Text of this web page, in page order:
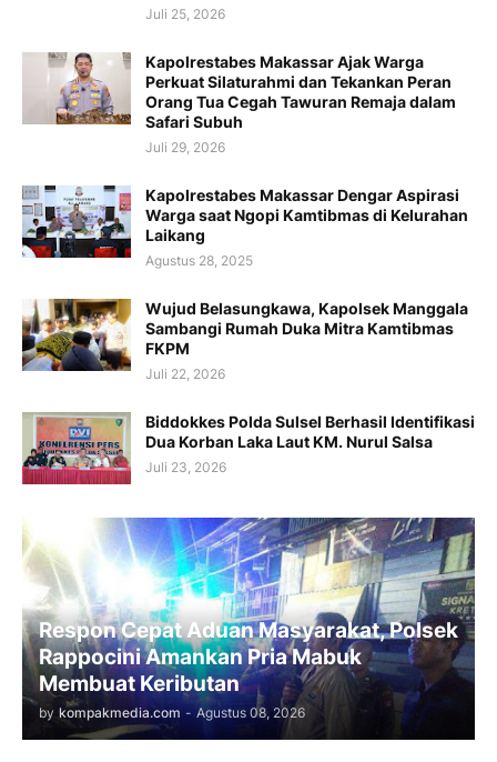
Juli 25, 2026
Kapolrestabes Makassar Ajak Warga
Perkuat Silaturahmi dan Tekankan Peran
Orang Tua Cegah Tawuran Remaja dalam
Safari Subuh
Juli 29, 2026
Kapolrestabes Makassar Dengar Aspirasi
Warga saat Ngopi Kamtibmas di Kelurahan
Laikang
Agustus 28, 2025
Wujud Belasungkawa, Kapolsek Manggala
Sambangi Rumah Duka Mitra Kamtibmas
FKPM
Juli 22, 2026
Biddokkes Polda Sulsel Berhasil Identifikasi
Dua Korban Laka Laut KM. Nurul Salsa
Juli 23, 2026
Respon Cepat Aduan Masyarakat, Polsek
Rappocini Amankan Pria Mabuk
Membuat Keributan
by kompakmedia.com - Agustus 08, 2026